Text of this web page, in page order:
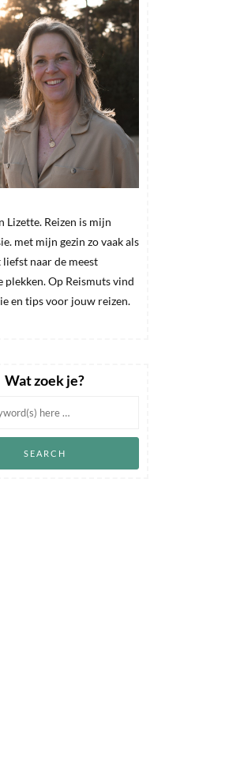
Lizette. Reizen is mijn
met mijn gezin zo vaak als
liefst naar de meest
plekken. Op Reismuts vind
en tips voor jouw reizen.
Wat zoek je?